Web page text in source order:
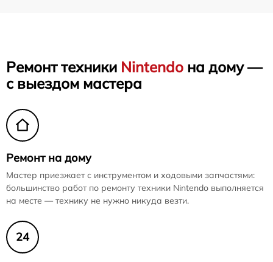
Ремонт техники Nintendo на дому —
с выездом мастера
Ремонт на дому
Мастер приезжает с инструментом и ходовыми запчастями:
большинство работ по ремонту техники Nintendo выполняется
на месте — технику не нужно никуда везти.
24